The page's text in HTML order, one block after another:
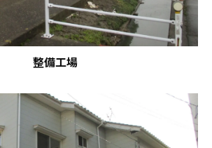
整備工場